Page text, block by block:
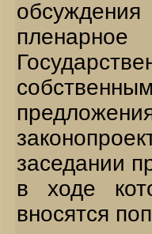
обсуждения
заседании
в ходе
вносятся